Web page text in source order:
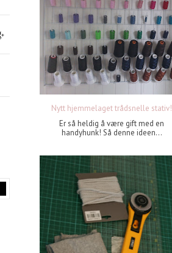
Nytt hjemmelaget trådsnelle stativ!
Er så heldig å være gift med en
handyhunk! Så denne ideen...